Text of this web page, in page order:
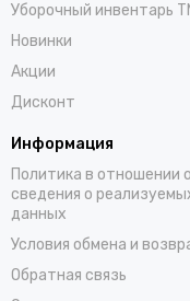
Уборочный инвентарь
Новинки
Акции
Дисконт
Информация
Политика в отношении
сведения о
данных
Условия обмена и
Обратная связь